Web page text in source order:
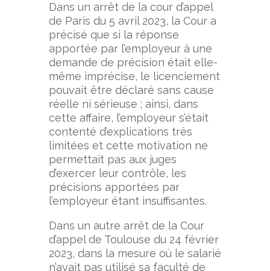
Dans un arrêt de la cour d’appel
de Paris du 5 avril 2023, la Cour a
précisé que si la réponse
apportée par l’employeur à une
demande de précision était elle-
même imprécise, le licenciement
pouvait être déclaré sans cause
réelle ni sérieuse ; ainsi, dans
cette affaire, l’employeur s’était
contenté d’explications très
limitées et cette motivation ne
permettait pas aux juges
d’exercer leur contrôle, les
précisions apportées par
l’employeur étant insuffisantes.
Dans un autre arrêt de la Cour
d’appel de Toulouse du 24 février
2023, dans la mesure où le salarié
n’avait pas utilisé sa faculté de